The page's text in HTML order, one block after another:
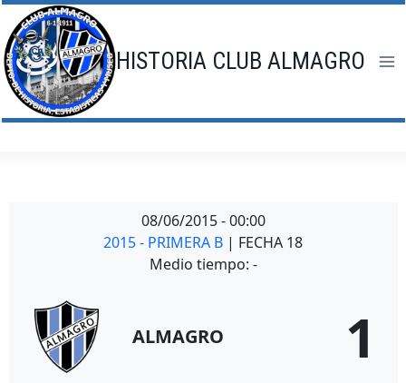
Saltar
al
contenido
HISTORIA CLUB ALMAGRO
08/06/2015 - 00:00
2015 - PRIMERA B | FECHA 18
Medio tiempo: -
ALMAGRO 1